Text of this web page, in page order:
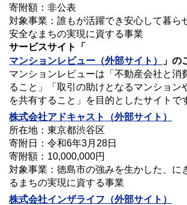
寄附額：非公表
対象事業：誰もが活躍でき安心して暮ら
安全なまちの実現に資する事業
サービスサイト「
マンションレビュー （外部サイト）
」の
マンションレビューは「不動産会社と消
ること」「取引の助けとなるマンション
を共有すること」を目的としたサイトで
株式会社アドキャスト（外部サイト）
所在地：東京都渋谷区
寄附日：令和6年3月28日
寄附額：10,000,000円
対象事業：徳島市の強みを生かした、に
るまちの実現に資する事業
株式会社インザライフ（外部サイト）